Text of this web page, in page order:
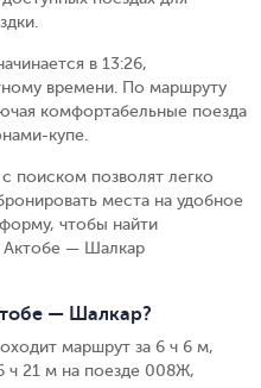
в 13:26,
времени. По маршруту
комфортабельные поезда
купе.
поиском позволят легко
места на удобное
чтобы найти
Актобе — Шалкар
— Шалкар?
маршрут за 6 ч 6 м,
ч 21 м на поезде 008Ж,